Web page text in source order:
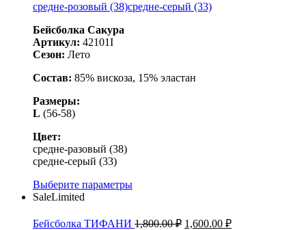
средне-розовый (38)средне-серый (33)
Бейсболка Сакура
Артикул: 42101I
Сезон: Лето
Состав: 85% вискоза, 15% эластан
Размеры:
L (56-58)
Цвет:
средне-разовый (38)
средне-серый (33)
Выберите параметры
SaleLimited
Бейсболка ТИФАНИ 1,800.00₽ 1,600.00 ₽